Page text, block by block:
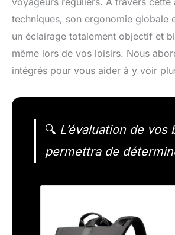
techniques, son ergonomie globale
un éclairage totalement objectif et
même lors de vos loisirs. Nous
intégrés pour vous aider à y voir
🔍 L’évaluation de
permettra de